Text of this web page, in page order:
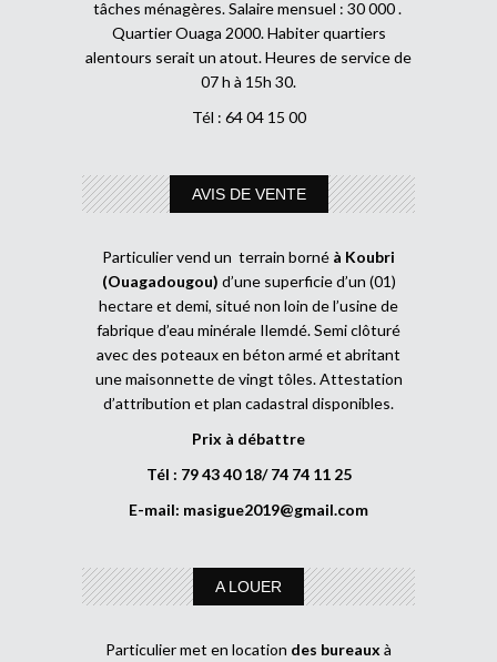
tâches ménagères. Salaire mensuel : 30 000 .
Quartier Ouaga 2000. Habiter quartiers
alentours serait un atout. Heures de service de
07 h à 15h 30.
Tél : 64 04 15 00
AVIS DE VENTE
Particulier vend un terrain borné à Koubri
(Ouagadougou) d’une superficie d’un (01)
hectare et demi, situé non loin de l’usine de
fabrique d’eau minérale Ilemdé. Semi clôturé
avec des poteaux en béton armé et abritant
une maisonnette de vingt tôles. Attestation
d’attribution et plan cadastral disponibles.
Prix à débattre
Tél : 79 43 40 18/ 74 74 11 25
E-mail: masigue2019@gmail.com
A LOUER
Particulier met en location des bureaux à